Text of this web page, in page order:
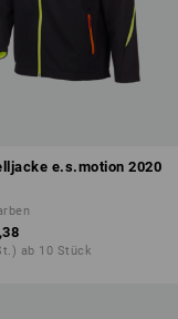
e.s.motion 2020
ab 10 Stück